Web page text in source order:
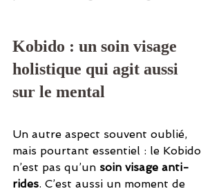
Kobido : un soin visage
holistique qui agit aussi
sur le mental
Un autre aspect souvent oublié,
mais pourtant essentiel : le Kobido
n’est pas qu’un soin visage anti-
rides. C’est aussi un moment de